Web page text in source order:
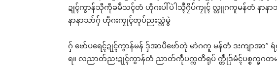
ဍုၚ်ကွာန်သီုကဵုခမဳသၚ်တံ ဟီုဂးပါ်ပဲါသ္ၚဳဂၠိပ်ကၠုၚ် လ္တူဂကူမန်တံ နာနာ
နာနာသာ်ဂှ် ဟီုဂးကၠုၚ်တုပ်ညးသ္ကံမွဲ
ဂှ် ဗော်ပရေၚ်ဍုၚ်ကွာန်မန် ဒှ်အာပိဗော်တုဲ မာဲဂကူ မန်တံ ဒးကျာ
ရ။ လညာတ်ညးဍုၚ်ကွာန်တံ ညာတ်ကဵုပက္ကတိရုပ် က္တဵုဒှ်မံၚ်ပစ္စက္ခဂ